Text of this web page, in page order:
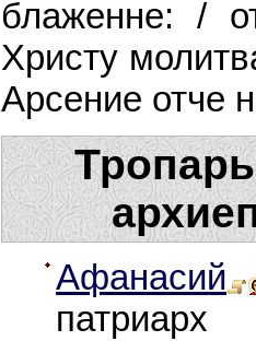
блаженне: /
Христу
Арсение отче
Афанасий
патриарх